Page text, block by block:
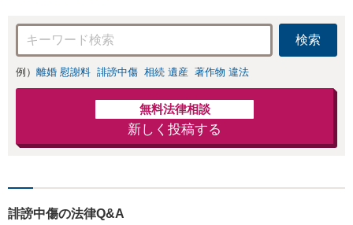
検索
例） 離婚 慰謝料 誹謗中傷 相続 遺産 著作物 違法
無料法律相談
新しく投稿する
誹謗中傷の法律Q&A